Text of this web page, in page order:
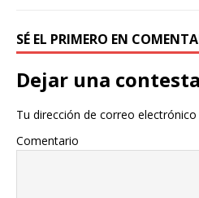
SÉ EL PRIMERO EN
Dejar una
Tu dirección de correo
Comentario